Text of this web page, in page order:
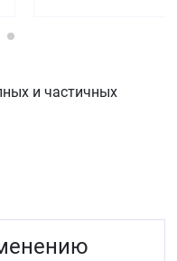
и частичных